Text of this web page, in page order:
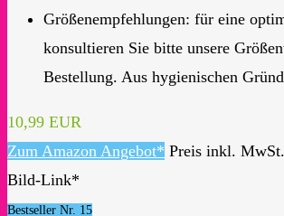
Größenempfehlungen: für eine
konsultieren Sie bitte unsere
Bestellung. Aus hygienischen
10,99 EUR
Zum Amazon Angebot* Preis inkl.
Bild-Link*
Bestseller Nr. 15